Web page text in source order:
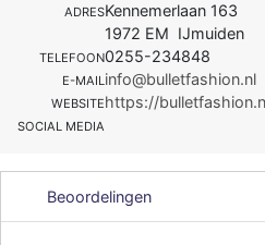
ADRESKennemerlaan 163
1972 EM IJmuiden
TELEFOON0255-234848
E-MAILinfo@bulletfashion.nl
WEBSITE
SOCIAL MEDIA
Beoordelingen